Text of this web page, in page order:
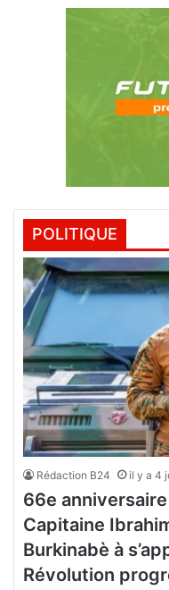
POLITIQUE
Rédaction B24 il y a 4
66e
Capitaine
Burkinabè à
Révolution